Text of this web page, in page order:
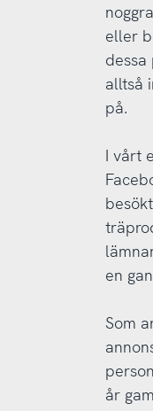
eller
alltså
på.
I vårt
en
Som
år